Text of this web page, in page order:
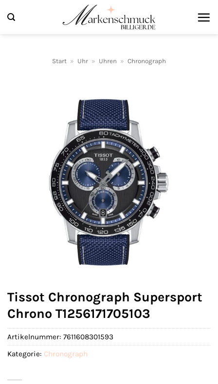
Inhalt
Start » Uhr » Uhren » Chronograph
Tissot Chronograph Supersport
Chrono T1256171705103
Artikelnummer: 7611608301593
Kategorie: Chronograph